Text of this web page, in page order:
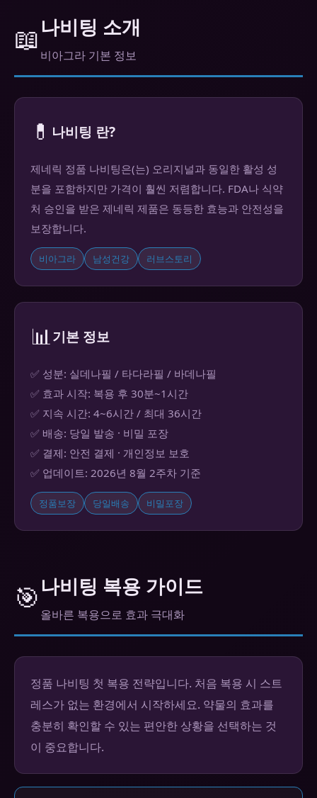
📖나비팅 소개
비아그라 기본 정보
💊 나비팅 란?
제네릭 정품 나비팅은(는) 오리지널과 동일한 활성 성
분을 포함하지만 가격이 훨씬 저렴합니다. FDA나 식약
처 승인을 받은 제네릭 제품은 동등한 효능과 안전성을
보장합니다.
비아그라 남성건강 러브스토리
📊기본 정보
✅ 성분: 실데나필 / 타다라필 / 바데나필
✅ 효과 시작: 복용 후 30분~1시간
✅ 지속 시간: 4~6시간 / 최대 36시간
✅ 배송: 당일 발송 · 비밀 포장
✅ 결제: 안전 결제 · 개인정보 보호
✅ 업데이트: 2026년 8월 2주차 기준
정품보장 당일배송 비밀포장
🎯나비팅 복용 가이드
올바른 복용으로 효과 극대화
정품 나비팅 첫 복용 전략입니다. 처음 복용 시 스트
레스가 없는 환경에서 시작하세요. 약물의 효과를
충분히 확인할 수 있는 편안한 상황을 선택하는 것
이 중요합니다.